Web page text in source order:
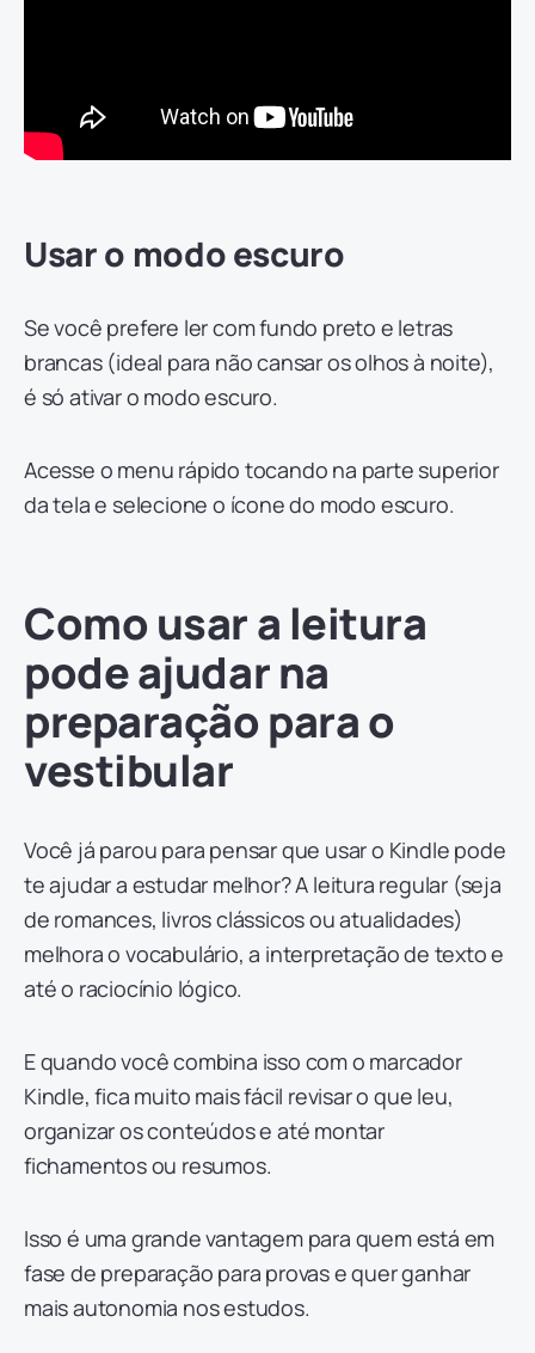
Usar o modo escuro
Se você prefere ler com fundo preto e letras
brancas (ideal para não cansar os olhos à noite),
é só ativar o modo escuro.
Acesse o menu rápido tocando na parte superior
da tela e selecione o ícone do modo escuro.
Como usar a leitura
pode ajudar na
preparação para o
vestibular
Você já parou para pensar que usar o Kindle pode
te ajudar a estudar melhor? A leitura regular (seja
de romances, livros clássicos ou atualidades)
melhora o vocabulário, a interpretação de texto e
até o raciocínio lógico.
E quando você combina isso com o marcador
Kindle, fica muito mais fácil revisar o que leu,
organizar os conteúdos e até montar
fichamentos ou resumos.
Isso é uma grande vantagem para quem está em
fase de preparação para provas e quer ganhar
mais autonomia nos estudos.